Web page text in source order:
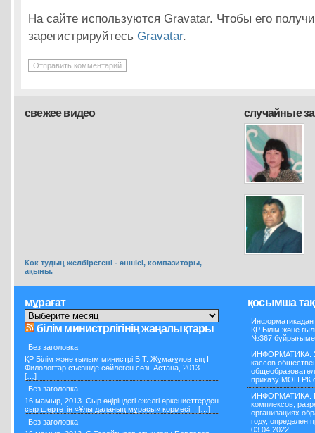
На сайте используются Gravatar. Чтобы его
зарегистрируйтесь Gravatar.
случайные
свежее видео
Көк тудың желбірегені - әншісі, компазиторы,
ақыны.
мұрағат
білім министрлігінің жаңалықтары
Без заголовка
ҚР Білім және ғылым министрі Б.Т. Жұмағұловтың І
Филологтар съезінде сөйлеген сөзі. Астана, 2013...
[…]
Без заголовка
16 мамыр, 2013. Сыр өңіріндегі ежелгі өркениеттерден
сыр шертетін «Ұлы даланың мұрасы» көрмесі... […]
Без заголовка
қосымша
ҚР Білім және
№367 бұйрығымен
ИНФОРМАТИКА.
кассов
приказу МОН РК
ИНФОРМАТИКА.
комплексов,
организациях
году,
03.04.2022